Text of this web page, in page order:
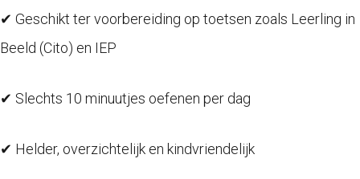
✔ Geschikt ter voorbereiding op toetsen zoals Leerling in
Beeld (Cito) en IEP
✔ Slechts 10 minuutjes oefenen per dag
✔ Helder, overzichtelijk en kindvriendelijk